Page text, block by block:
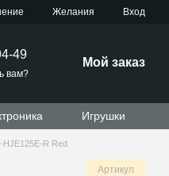
Желания Вход
49
вам?
Мой заказ
Игрушки
R Red
Артикул